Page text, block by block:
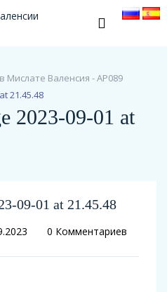
Мислате Валенсия - АР089
21.45.48
2023-09-01 at
09-01 at 21.45.48
0 Комментариев